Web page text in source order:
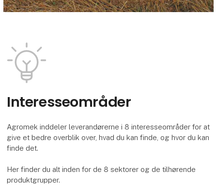
Interesse­områder
Agromek inddeler leverandørerne i 8 interesseområder for at
give et bedre overblik over, hvad du kan finde, og hvor du kan
finde det.
Her finder du alt inden for de 8 sektorer og de tilhørende
produktgrupper.